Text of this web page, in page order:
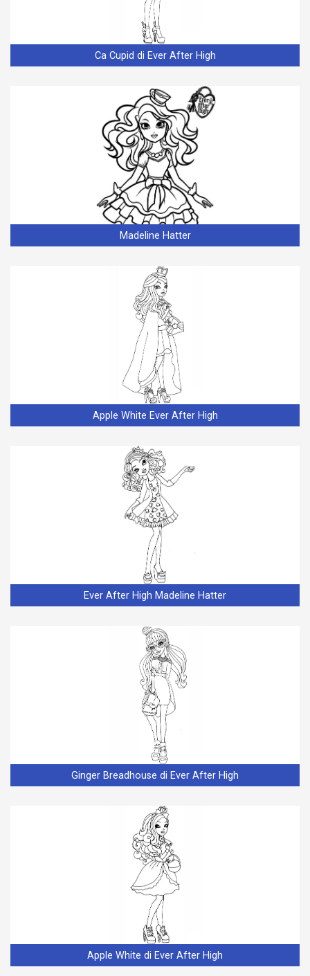
Ca Cupid di Ever After High
Madeline Hatter
Apple White Ever After High
Ever After High Madeline Hatter
Ginger Breadhouse di Ever After High
Apple White di Ever After High